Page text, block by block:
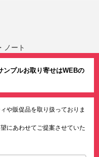
ノート
ンプルお取り寄せはWEBの
や販促品を取り扱っておりま
にあわせてご提案させていた